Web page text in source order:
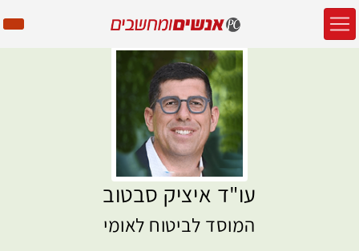
עו"ד איציק סבטוב
המוסד לביטוח לאומי